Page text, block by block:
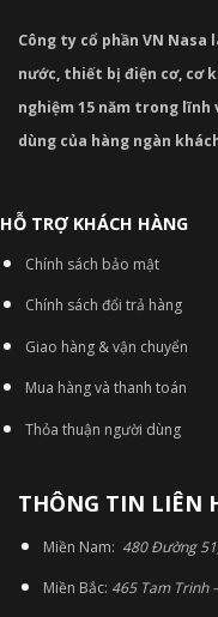
Công ty cổ phần VN Nasa
nước, thiết bị điện cơ, cơ
nghiệm 15 năm trong
dùng của hàng ngàn
HỖ TRỢ KHÁCH HÀNG
Chính sách bảo mật
Chính sách đổi trả hàng
Giao hàng & vận chuyển
Mua hàng và thanh toán
Thỏa thuận người dùng
THÔNG TIN LIÊN
Miền Nam: 480 Đường
Miền Bắc: 465 Tam Trinh